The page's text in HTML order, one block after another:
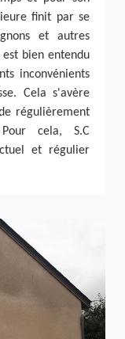
finit par se
et autres
bien entendu
inconvénients
Cela s'avère
régulièrement
cela, S.C
et régulier